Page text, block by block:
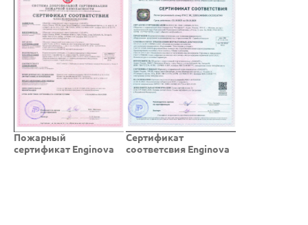
Пожарный
сертификат Enginova
Cертификат
соответсвия Enginova